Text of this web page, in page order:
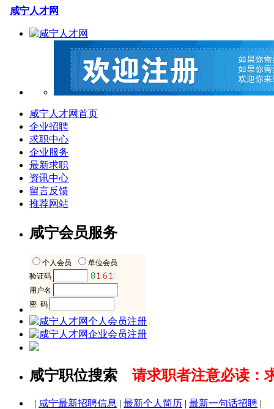
咸宁人才网
咸宁人才网首页
企业招聘
求职中心
企业服务
最新求职
资讯中心
留言反馈
推荐网站
咸宁会员服务
咸宁职位搜索 请求职者注意必读：
| 咸宁最新招聘信息 | 最新个人简历 | 最新一句话招聘 |